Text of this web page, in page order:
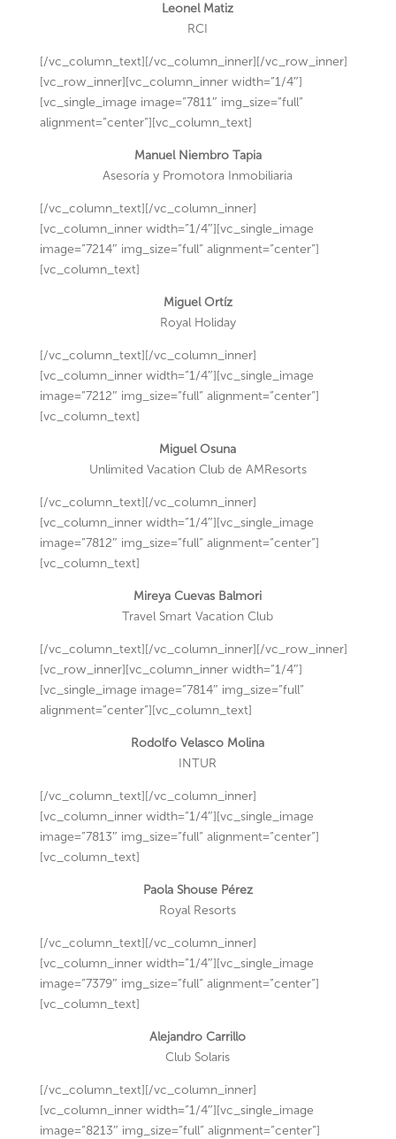
Leonel Matiz
RCI
[/vc_column_text][/vc_column_inner][/vc_row_inner]
[vc_row_inner][vc_column_inner width=”1/4″]
[vc_single_image image=”7811″ img_size=”full”
alignment=”center”][vc_column_text]
Manuel Niembro Tapia
Asesoría y Promotora Inmobiliaria
[/vc_column_text][/vc_column_inner]
[vc_column_inner width=”1/4″][vc_single_image
image=”7214″ img_size=”full” alignment=”center”]
[vc_column_text]
Miguel Ortíz
Royal Holiday
[/vc_column_text][/vc_column_inner]
[vc_column_inner width=”1/4″][vc_single_image
image=”7212″ img_size=”full” alignment=”center”]
[vc_column_text]
Miguel Osuna
Unlimited Vacation Club de AMResorts
[/vc_column_text][/vc_column_inner]
[vc_column_inner width=”1/4″][vc_single_image
image=”7812″ img_size=”full” alignment=”center”]
[vc_column_text]
Mireya Cuevas Balmori
Travel Smart Vacation Club
[/vc_column_text][/vc_column_inner][/vc_row_inner]
[vc_row_inner][vc_column_inner width=”1/4″]
[vc_single_image image=”7814″ img_size=”full”
alignment=”center”][vc_column_text]
Rodolfo Velasco Molina
INTUR
[/vc_column_text][/vc_column_inner]
[vc_column_inner width=”1/4″][vc_single_image
image=”7813″ img_size=”full” alignment=”center”]
[vc_column_text]
Paola Shouse Pérez
Royal Resorts
[/vc_column_text][/vc_column_inner]
[vc_column_inner width=”1/4″][vc_single_image
image=”7379″ img_size=”full” alignment=”center”]
[vc_column_text]
Alejandro Carrillo
Club Solaris
[/vc_column_text][/vc_column_inner]
[vc_column_inner width=”1/4″][vc_single_image
image=”8213″ img_size=”full” alignment=”center”]